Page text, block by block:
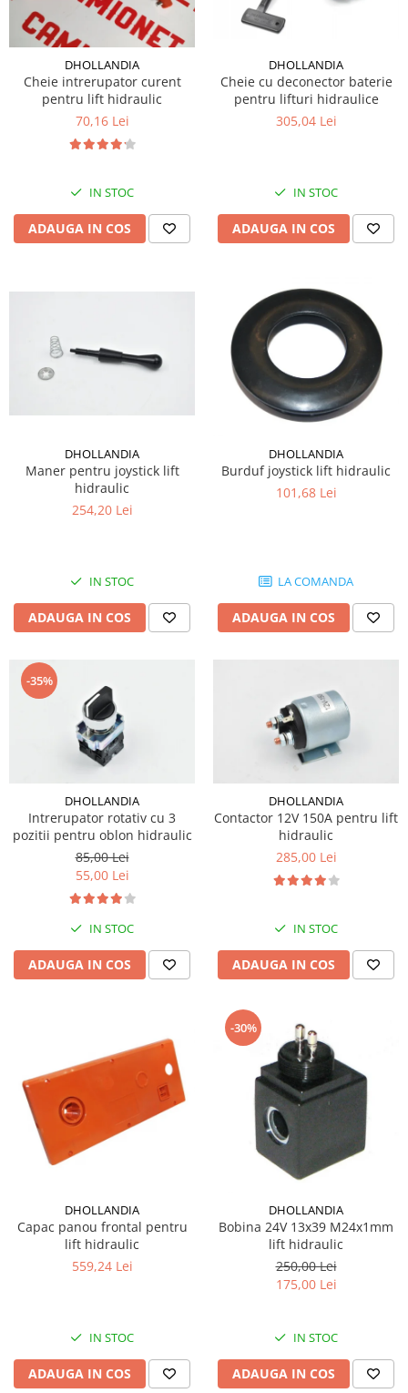
DHOLLANDIA
Cheie intrerupator curent
pentru lift hidraulic
70,16 Lei
IN STOC
ADAUGA IN COS
DHOLLANDIA
Cheie cu deconector baterie
pentru lifturi hidraulice
305,04 Lei
IN STOC
ADAUGA IN COS
DHOLLANDIA
Maner pentru joystick lift
hidraulic
254,20 Lei
IN STOC
ADAUGA IN COS
DHOLLANDIA
Burduf joystick lift hidraulic
101,68 Lei
LA COMANDA
ADAUGA IN COS
-35%
DHOLLANDIA
Intrerupator rotativ cu 3
pozitii pentru oblon hidraulic
85,00 Lei
55,00 Lei
IN STOC
ADAUGA IN COS
DHOLLANDIA
Contactor 12V 150A pentru lift
hidraulic
285,00 Lei
IN STOC
ADAUGA IN COS
DHOLLANDIA
Capac panou frontal pentru
lift hidraulic
559,24 Lei
IN STOC
ADAUGA IN COS
-30%
DHOLLANDIA
Bobina 24V 13x39 M24x1mm
lift hidraulic
250,00 Lei
175,00 Lei
IN STOC
ADAUGA IN COS